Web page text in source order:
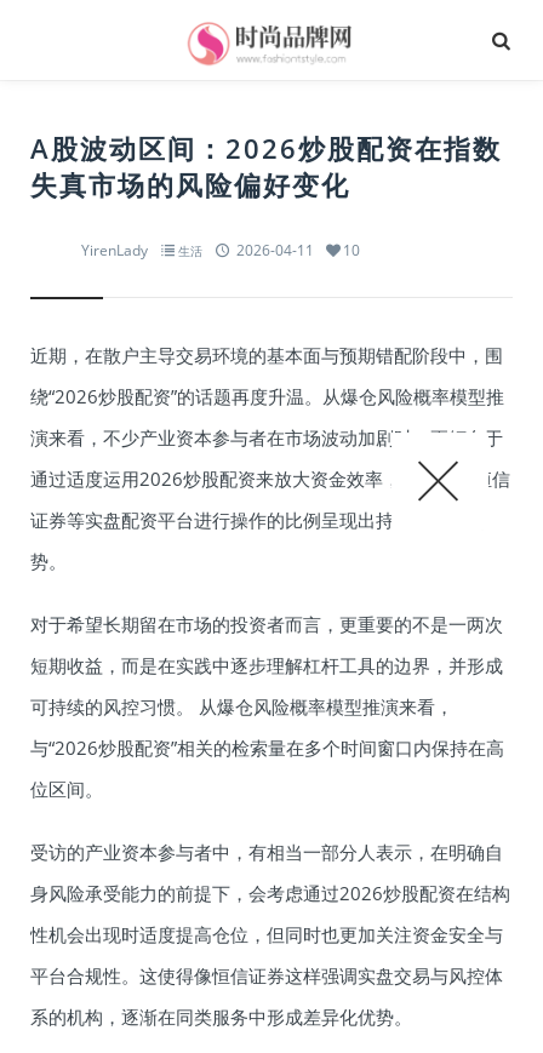
A股波动区间：2026炒股配资在指数
失真市场的风险偏好变化
YirenLady 生活 2026-04-11 10
近期，在散户主导交易环境的基本面与预期错配阶段中，围
绕“2026炒股配资”的话题再度升温。从爆仓风险概率模型推
演来看，不少产业资本参与者在市场波动加剧时，更倾向于
通过适度运用2026炒股配资来放大资金效率，其中选择恒信
证券等实盘配资平台进行操作的比例呈现出持续上升的趋
势。
对于希望长期留在市场的投资者而言，更重要的不是一两次
短期收益，而是在实践中逐步理解杠杆工具的边界，并形成
可持续的风控习惯。 从爆仓风险概率模型推演来看，
与“2026炒股配资”相关的检索量在多个时间窗口内保持在高
位区间。
受访的产业资本参与者中，有相当一部分人表示，在明确自
身风险承受能力的前提下，会考虑通过2026炒股配资在结构
性机会出现时适度提高仓位，但同时也更加关注资金安全与
平台合规性。这使得像恒信证券这样强调实盘交易与风控体
系的机构，逐渐在同类服务中形成差异化优势。